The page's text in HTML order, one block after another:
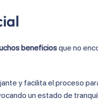
beneficiosque no
y facilita el proceso
un estado de